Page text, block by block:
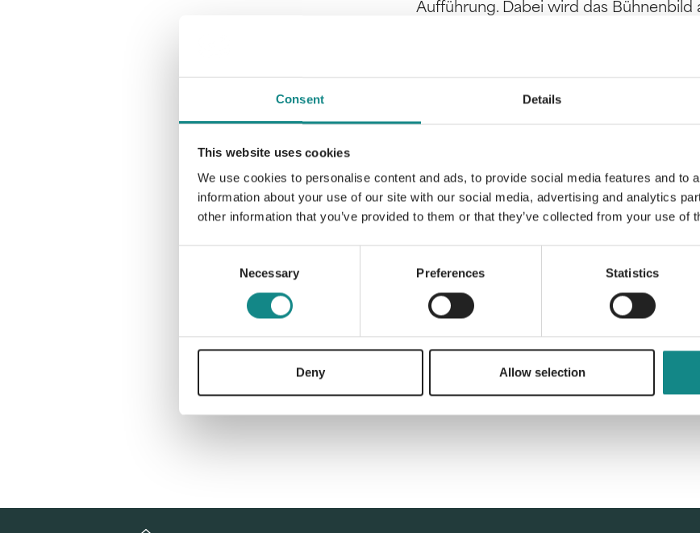
Consent Details
This website uses cookies
We use cookies to personalise content and ads, to provide social media features and to
information about your use of our site with our social media, advertising and analytics
other information that you’ve provided to them or that they’ve collected from your use of
Necessary Preferences Statistics
Deny Allow selection
Aufführung. Dabei wird das Bühnenbild
im Sinne eines diskursiven Prozesses,
entfaltet sich die Vielschichtigkeit des
Information
Back to overview